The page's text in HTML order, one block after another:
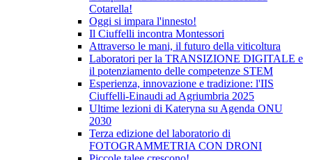
Cotarella!
Oggi si impara l'innesto!
Il Ciuffelli incontra Montessori
Attraverso le mani, il futuro della viticoltura
Laboratori per la TRANSIZIONE DIGITALE e
il potenziamento delle competenze STEM
Esperienza, innovazione e tradizione: l'IIS
Ciuffelli-Einaudi ad Agriumbria 2025
Ultime lezioni di Kateryna su Agenda ONU
2030
Terza edizione del laboratorio di
FOTOGRAMMETRIA CON DRONI